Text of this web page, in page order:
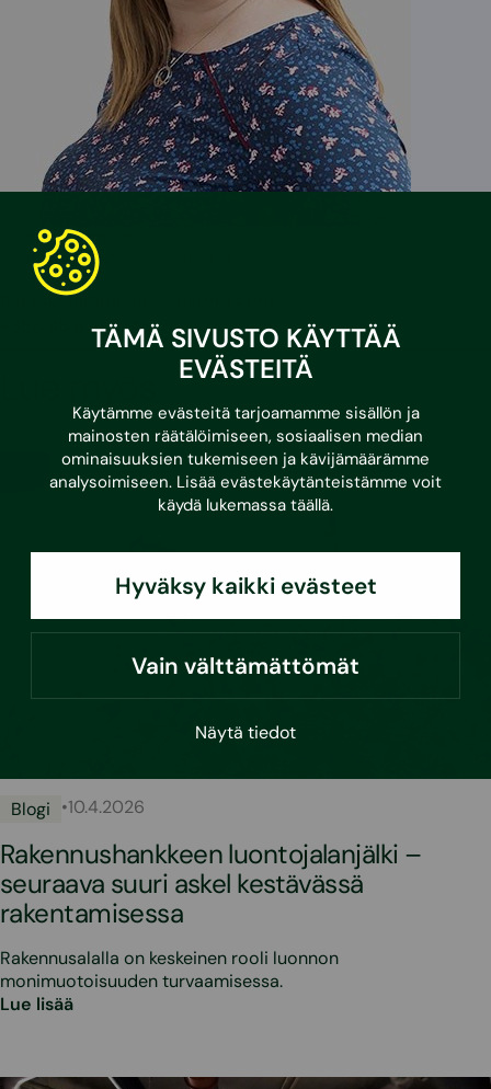
TÄMÄ SIVUSTO KÄYTTÄÄ
EVÄSTEITÄ
Käytämme evästeitä tarjoamamme sisällön ja
mainosten räätälöimiseen, sosiaalisen median
ominaisuuksien tukemiseen ja kävijämäärämme
analysoimiseen. Lisää evästekäytänteistämme voit
käydä lukemassa täällä.
Hyväksy kaikki evästeet
Vain välttämättömät
Näytä tiedot
Hanna Stammeier
Johtava energia-asiantuntija
hanna.stammeier@sustera.com
+358 45 676 5245
Blogi •10.4.2026
Rakennushankkeen luontojalanjälki –
seuraava suuri askel kestävässä
rakentamisessa
Rakennusalalla on keskeinen rooli luonnon
monimuotoisuuden turvaamisessa.
Lue lisää